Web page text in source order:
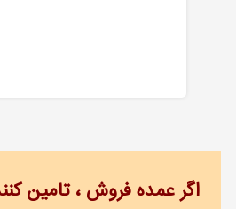
اگر عمده فروش ، تامین